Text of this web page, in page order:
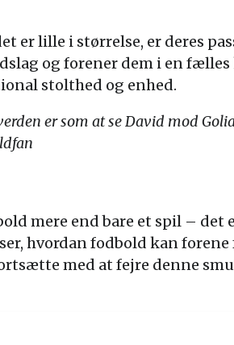
er lille i størrelse, er deres
og forener dem i en
stolthed og enhed.
er som at se David mod
mere end bare et spil – det
hvordan fodbold kan forene
med at fejre denne